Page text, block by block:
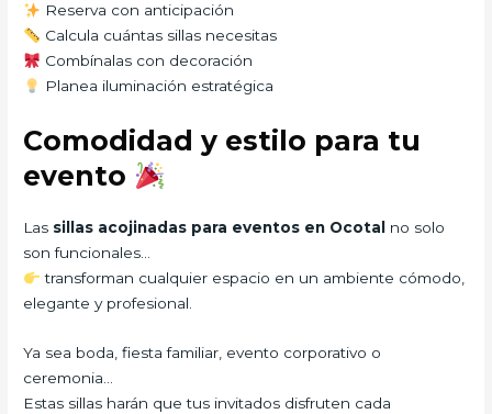
Reserva con anticipación
Calcula cuántas sillas necesitas
Combínalas con decoración
Planea iluminación estratégica
Comodidad y estilo para tu
evento
Las sillas acojinadas para eventos en Ocotal no solo
son funcionales…
transforman cualquier espacio en un ambiente cómodo,
elegante y profesional.
Ya sea boda, fiesta familiar, evento corporativo o
ceremonia…
Estas sillas harán que tus invitados disfruten cada